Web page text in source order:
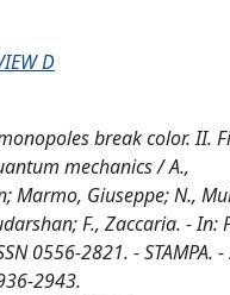
D
break color. II.
mechanics / A.,
Marmo, Giuseppe; N.,
F., Zaccaria. - In:
0556-2821. - STAMPA.
2943.